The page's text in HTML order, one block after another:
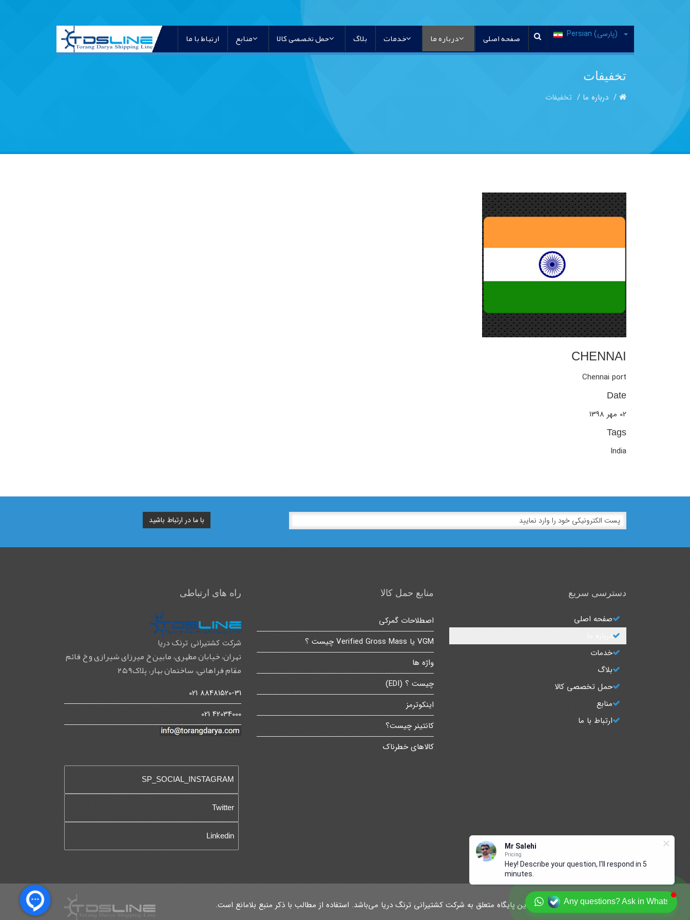
(پارسی) Persian صفحه اصلی درباره ما خدمات بلاگ حمل تخصصی کالا منابع ارتباط با ما
تخفیفات
درباره ما تخفیفات
CHENNAI
Chennai port
Date
02 مهر 1398
Tags
India
راه های ارتباطی
شرکت کشتیرانی ترنک دریا
تهران، خیابان مطهری، مابین خ میرزای شیرازی و خ قائم
مقام فراهانی، ساختمان بهار، پلاک۲۵۹
88481520-31 021
42034000 021
SP_SOCIAL_INSTAGRAM
Twitter
Linkedin
منابع حمل کالا
اصطلاحات گمرکی
VGM یا Verified Gross Mass چیست ؟
واژه ها
چیست ؟ (EDI)
اینکوترمز
کانتینر چیست؟
کالاهای خطرناک
دسترسی سریع
صفحه اصلی
خدمات
بلاگ
حمل تخصصی کالا
منابع
ارتباط با ما
© تمامی حقوق مادی و معنوی این پایگاه متعلق به شرکت کشتیرانی ترنگ دریا می‌باشد. استفاده از مطالب با ذکر منبع بلامانع است.
Any questions? Ask in Whatsapp
Mr Salehi
Pricing
Hey! Describe your question, I'll respond in 5
minutes.